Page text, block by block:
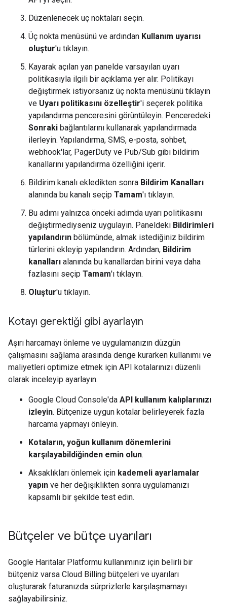
Düzenlenecek uç noktaları seçin.
Üç nokta menüsünü ve ardından Kullanım uyarısı
oluştur'u tıklayın.
Kayarak açılan yan panelde varsayılan uyarı
politikasıyla ilgili bir açıklama yer alır. Politikayı
değiştirmek istiyorsanız üç nokta menüsünü tıklayın
ve Uyarı politikasını özelleştir'i seçerek politika
yapılandırma penceresini görüntüleyin. Penceredeki
Sonraki bağlantılarını kullanarak yapılandırmada
ilerleyin. Yapılandırma, SMS, e-posta, sohbet,
webhook'lar, PagerDuty ve Pub/Sub gibi bildirim
kanallarını yapılandırma özelliğini içerir.
Bildirim kanalı ekledikten sonra Bildirim Kanalları
alanında bu kanalı seçip Tamam'ı tıklayın.
Bu adımı yalnızca önceki adımda uyarı politikasını
değiştirmediyseniz uygulayın. Paneldeki Bildirimleri
yapılandırın bölümünde, almak istediğiniz bildirim
türlerini ekleyip yapılandırın. Ardından, Bildirim
kanalları alanında bu kanallardan birini veya daha
fazlasını seçip Tamam'ı tıklayın.
Oluştur'u tıklayın.
Kotayı gerektiği gibi ayarlayın
Aşırı harcamayı önleme ve uygulamanızın düzgün
çalışmasını sağlama arasında denge kurarken kullanımı ve
maliyetleri optimize etmek için API kotalarınızı düzenli
olarak inceleyip ayarlayın.
Google Cloud Console'da API kullanım kalıplarınızı
izleyin. Bütçenize uygun kotalar belirleyerek fazla
harcama yapmayı önleyin.
Kotaların, yoğun kullanım dönemlerini
karşılayabildiğinden emin olun.
Aksaklıkları önlemek için kademeli ayarlamalar
yapın ve her değişiklikten sonra uygulamanızı
kapsamlı bir şekilde test edin.
Bütçeler ve bütçe uyarıları
Google Haritalar Platformu kullanımınız için belirli bir
bütçeniz varsa Cloud Billing bütçeleri ve uyarıları
oluşturarak faturanızda sürprizlerle karşılaşmamayı
sağlayabilirsiniz.